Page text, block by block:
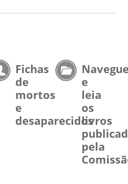
Fichas
de
mortos
e
desaparecidos
e
leia
os
livros
pela